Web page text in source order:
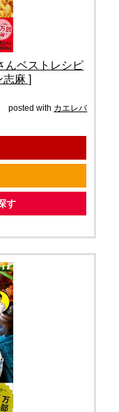
んベストレシピ
麻 ]
posted with カエレバ
す